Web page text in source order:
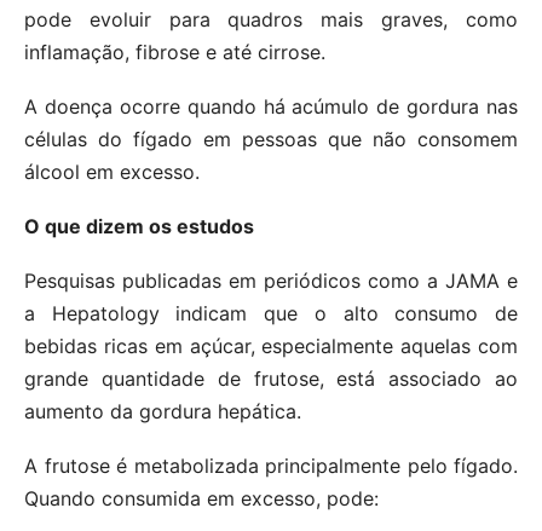
pode evoluir para quadros mais graves, como
inflamação, fibrose e até cirrose.
A doença ocorre quando há acúmulo de gordura nas
células do fígado em pessoas que não consomem
álcool em excesso.
O que dizem os estudos
Pesquisas publicadas em periódicos como a JAMA e
a Hepatology indicam que o alto consumo de
bebidas ricas em açúcar, especialmente aquelas com
grande quantidade de frutose, está associado ao
aumento da gordura hepática.
A frutose é metabolizada principalmente pelo fígado.
Quando consumida em excesso, pode: